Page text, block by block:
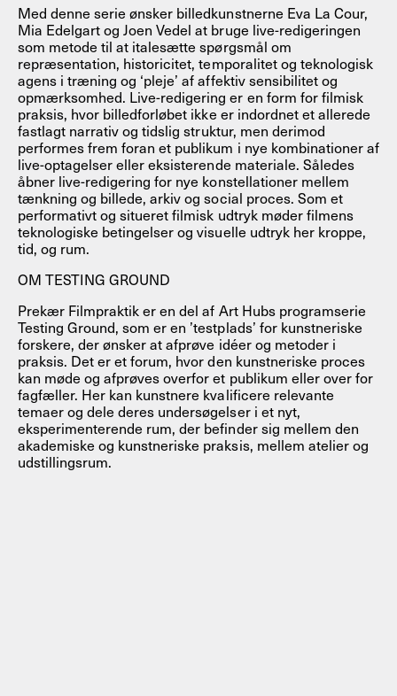
Med denne serie ønsker billedkunstnerne Eva La Cour,
Mia Edelgart og Joen Vedel at bruge live-redigeringen
som metode til at italesætte spørgsmål om
repræsentation, historicitet, temporalitet og teknologisk
agens i træning og ‘pleje’ af affektiv sensibilitet og
opmærksomhed. Live-redigering er en form for filmisk
praksis, hvor billedforløbet ikke er indordnet et allerede
fastlagt narrativ og tidslig struktur, men derimod
performes frem foran et publikum i nye kombinationer af
live-optagelser eller eksisterende materiale. Således
åbner live-redigering for nye konstellationer mellem
tænkning og billede, arkiv og social proces. Som et
performativt og situeret filmisk udtryk møder filmens
teknologiske betingelser og visuelle udtryk her kroppe,
tid, og rum.
OM TESTING GROUND
Prekær Filmpraktik er en del af Art Hubs programserie
Testing Ground, som er en ’testplads’ for kunstneriske
forskere, der ønsker at afprøve idéer og metoder i
praksis. Det er et forum, hvor den kunstneriske proces
kan møde og afprøves overfor et publikum eller over for
fagfæller. Her kan kunstnere kvalificere relevante
temaer og dele deres undersøgelser i et nyt,
eksperimenterende rum, der befinder sig mellem den
akademiske og kunstneriske praksis, mellem atelier og
udstillingsrum.